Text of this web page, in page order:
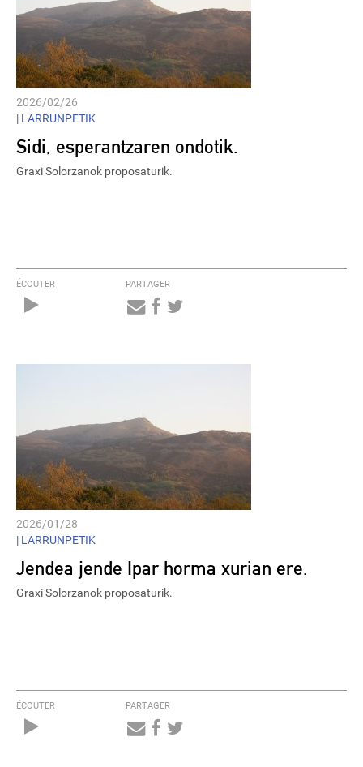
2026/02/26
| LARRUNPETIK
Sidi, esperantzaren ondotik.
Graxi Solorzanok proposaturik.
ÉCOUTER PARTAGER
2026/01/28
| LARRUNPETIK
Jendea jende Ipar horma xurian ere.
Graxi Solorzanok proposaturik.
ÉCOUTER PARTAGER